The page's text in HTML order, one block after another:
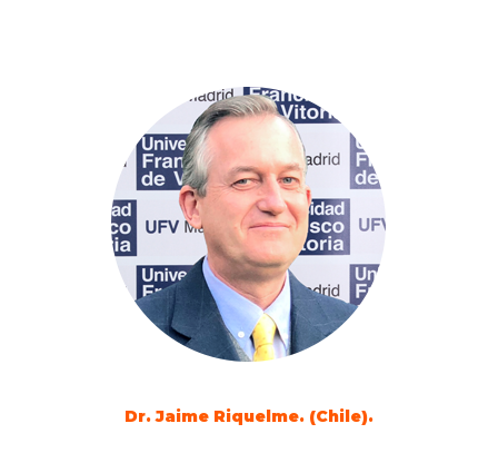
Dr. Jaime Riquelme. (Chile).